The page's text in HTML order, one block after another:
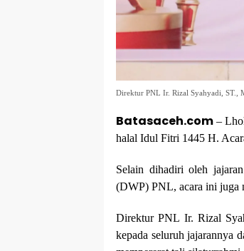
Direktur PNL Ir. Rizal Syahyadi, ST.,
Batasaceh.com –
halal Idul Fitri 1445 H.
Selain dihadiri oleh
(DWP) PNL, acara ini juga
Direktur PNL Ir. Rizal
kepada seluruh jajarannya